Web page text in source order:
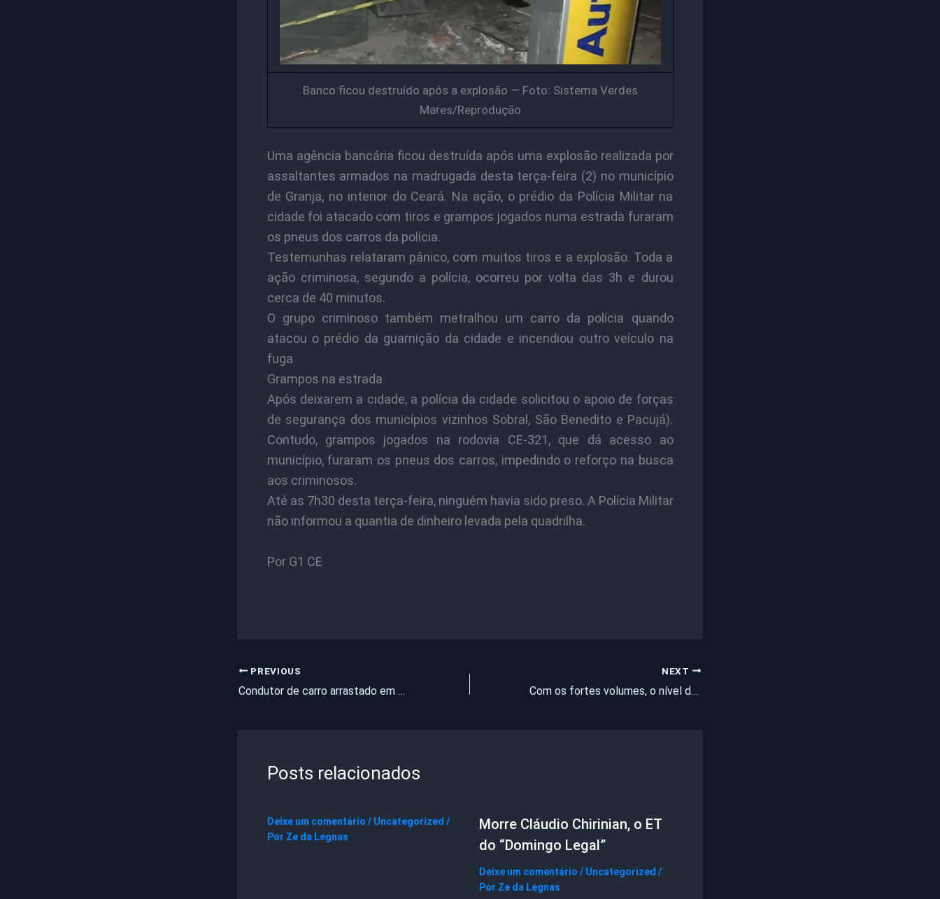
Banco ficou destruído após a explosão — Foto: Sistema Verdes
Mares/Reprodução
Uma agência bancária ficou destruída após uma explosão realizada por
assaltantes armados na madrugada desta terça-feira (2) no município
de Granja, no interior do Ceará. Na ação, o prédio da Polícia Militar na
cidade foi atacado com tiros e grampos jogados numa estrada furaram
os pneus dos carros da polícia.
Testemunhas relataram pânico, com muitos tiros e a explosão. Toda a
ação criminosa, segundo a polícia, ocorreu por volta das 3h e durou
cerca de 40 minutos.
O grupo criminoso também metralhou um carro da polícia quando
atacou o prédio da guarnição da cidade e incendiou outro veículo na
fuga
Grampos na estrada
Após deixarem a cidade, a polícia da cidade solicitou o apoio de forças
de segurança dos municípios vizinhos Sobral, São Benedito e Pacujá).
Contudo, grampos jogados na rodovia CE-321, que dá acesso ao
município, furaram os pneus dos carros, impedindo o reforço na busca
aos criminosos.
Até as 7h30 desta terça-feira, ninguém havia sido preso. A Polícia Militar
não informou a quantia de dinheiro levada pela quadrilha.
Por G1 CE
PREVIOUS
Condutor de carro arrastado em Reriutaba estava bêbado e desapareceu, diz mãe de menino morto
NEXT
Com os fortes volumes, o nível dos reservatórios dobrou se comparado ao ano passado. Apesar disso, a irregularidade nas precipitações dificultou o aporte hídrico nos principais açudes
Posts relacionados
Deixe um comentário / Uncategorized /
Por Ze da Legnas
Morre Cláudio Chirinian, o ET
do “Domingo Legal”
Deixe um comentário / Uncategorized /
Por Ze da Legnas